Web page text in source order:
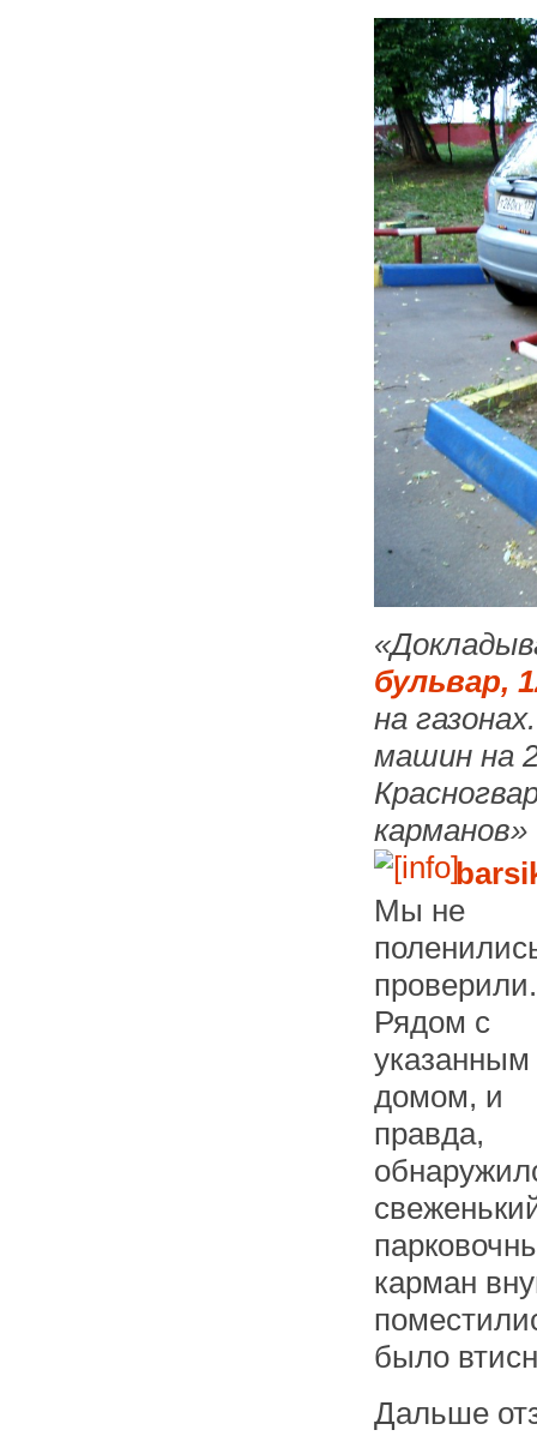
бульвар,
на
машин на
карманов»
Мы не
проверили.
Рядом с
указанным
домом, и
правда,
карман
было
Дальше